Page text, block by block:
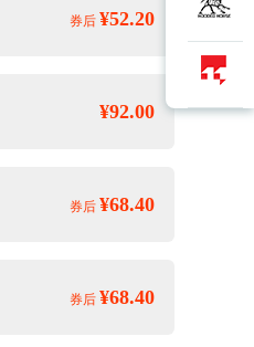
券后 ¥52.20
¥92.00
券后 ¥68.40
券后 ¥68.40